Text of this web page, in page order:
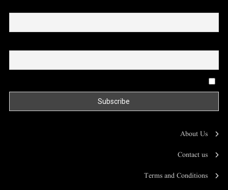
About Us
Contact us
Terms and Conditions